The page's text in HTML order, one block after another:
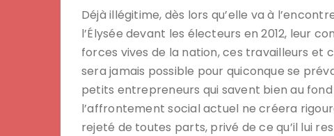
Déjà illégitime, dès lors qu’elle va à
l’Élysée devant les électeurs en 2012, leur
forces vives de la nation, ces travailleurs et
sera jamais possible pour quiconque se
petits entrepreneurs qui savent bien au
l’affrontement social actuel ne créera
rejeté de toutes parts, privé de ce qu’il lui